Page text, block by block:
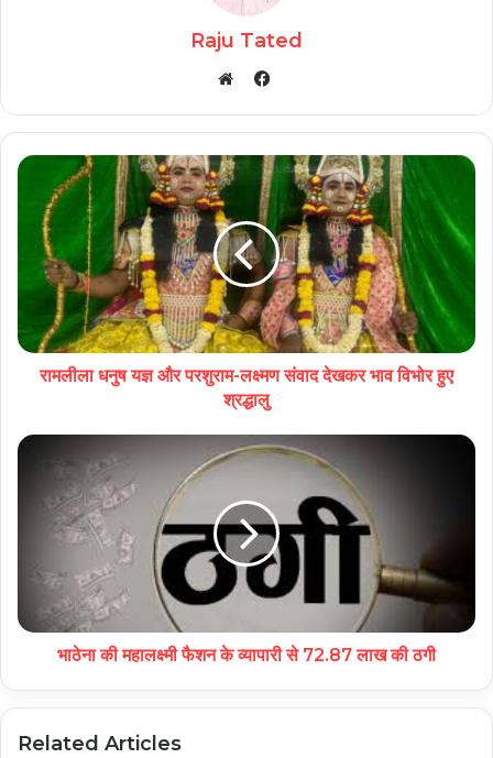
Raju Tated
Facebook
रामलीला धनुष यज्ञ और परशुराम-लक्ष्‍मण संवाद देखकर भाव विभोर हुए
श्रद्धालु
भाठेना की महालक्ष्मी फैशन के व्यापारी से 72.87 लाख की ठगी
Related Articles